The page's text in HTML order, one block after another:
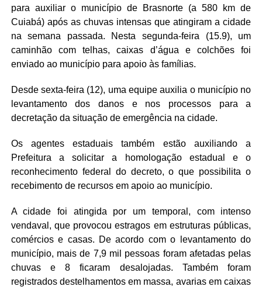
para auxiliar o município de Brasnorte (a 580 km de
Cuiabá) após as chuvas intensas que atingiram a cidade
na semana passada. Nesta segunda-feira (15.9), um
caminhão com telhas, caixas d’água e colchões foi
enviado ao município para apoio às famílias.
Desde sexta-feira (12), uma equipe auxilia o município no
levantamento dos danos e nos processos para a
decretação da situação de emergência na cidade.
Os agentes estaduais também estão auxiliando a
Prefeitura a solicitar a homologação estadual e o
reconhecimento federal do decreto, o que possibilita o
recebimento de recursos em apoio ao município.
A cidade foi atingida por um temporal, com intenso
vendaval, que provocou estragos em estruturas públicas,
comércios e casas. De acordo com o levantamento do
município, mais de 7,9 mil pessoas foram afetadas pelas
chuvas e 8 ficaram desalojadas. Também foram
registrados destelhamentos em massa, avarias em caixas